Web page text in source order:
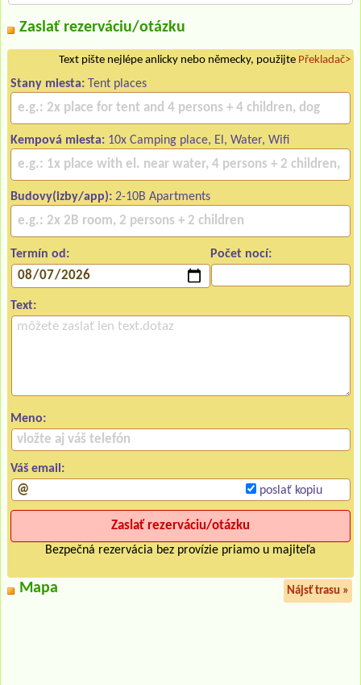
Zaslať rezerváciu/otázku
Text pište nejlépe anlicky nebo německy, použijte Překladač>
Stany miesta: Tent places
Kempová miesta: 10x Camping place, El, Water, Wifi
Budovy(izby/app): 2-10B Apartments
Termín od: Počet nocí:
Text:
Meno:
Váš email:
poslať kopiu
Bezpečná rezervácia bez provízie priamo u majiteľa
Mapa Nájsť trasu »